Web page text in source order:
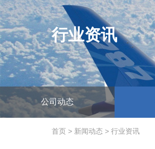
行业资讯
公司动态
首页> 新闻动态> 行业资讯